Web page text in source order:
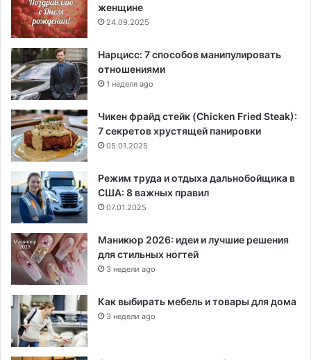
женщине
24.09.2025
Нарцисс: 7 способов манипулировать
отношениями
1 неделя ago
Чикен фрайд стейк (Chicken Fried Steak):
7 секретов хрустящей панировки
05.01.2025
Режим труда и отдыха дальнобойщика в
США: 8 важных правил
07.01.2025
Маникюр 2026: идеи и лучшие решения
для стильных ногтей
3 недели ago
Как выбирать мебель и товары для дома
3 недели ago